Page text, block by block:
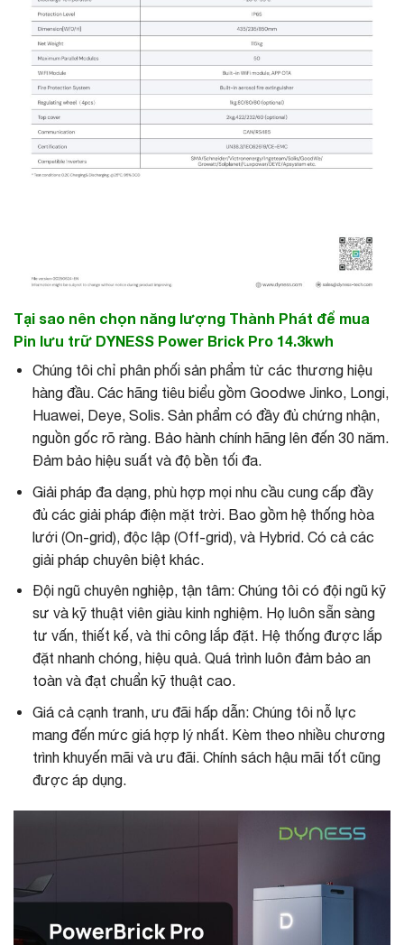
Tại sao nên chọn năng lượng Thành Phát để mua
Pin lưu trữ DYNESS Power Brick Pro 14.3kwh
Chúng tôi chỉ phân phối sản phẩm từ các thương hiệu
hàng đầu. Các hãng tiêu biểu gồm Goodwe Jinko, Longi,
Huawei, Deye, Solis. Sản phẩm có đầy đủ chứng nhận,
nguồn gốc rõ ràng. Bảo hành chính hãng lên đến 30 năm.
Đảm bảo hiệu suất và độ bền tối đa.
Giải pháp đa dạng, phù hợp mọi nhu cầu cung cấp đầy
đủ các giải pháp điện mặt trời. Bao gồm hệ thống hòa
lưới (On-grid), độc lập (Off-grid), và Hybrid. Có cả các
giải pháp chuyên biệt khác.
Đội ngũ chuyên nghiệp, tận tâm: Chúng tôi có đội ngũ kỹ
sư và kỹ thuật viên giàu kinh nghiệm. Họ luôn sẵn sàng
tư vấn, thiết kế, và thi công lắp đặt. Hệ thống được lắp
đặt nhanh chóng, hiệu quả. Quá trình luôn đảm bảo an
toàn và đạt chuẩn kỹ thuật cao.
Giá cả cạnh tranh, ưu đãi hấp dẫn: Chúng tôi nỗ lực
mang đến mức giá hợp lý nhất. Kèm theo nhiều chương
trình khuyến mãi và ưu đãi. Chính sách hậu mãi tốt cũng
được áp dụng.